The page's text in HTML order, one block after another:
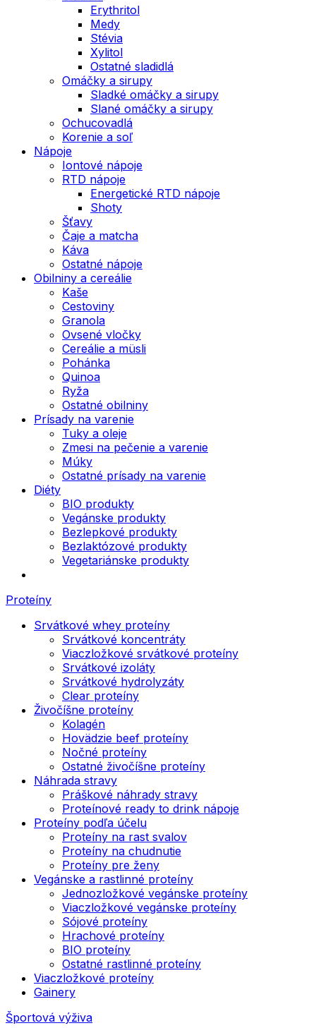
Erythritol
Medy
Stévia
Xylitol
Ostatné sladidlá
Omáčky a sirupy
Sladké omáčky a sirupy
Slané omáčky a sirupy
Ochucovadlá
Korenie a soľ
Nápoje
Iontové nápoje
RTD nápoje
Energetické RTD nápoje
Shoty
Šťavy
Čaje a matcha
Káva
Ostatné nápoje
Obilniny a cereálie
Kaše
Cestoviny
Granola
Ovsené vločky
Cereálie a müsli
Pohánka
Quinoa
Ryža
Ostatné obilniny
Prísady na varenie
Tuky a oleje
Zmesi na pečenie a varenie
Múky
Ostatné prísady na varenie
Diéty
BIO produkty
Vegánske produkty
Bezlepkové produkty
Bezlaktózové produkty
Vegetariánske produkty
Proteíny
Srvátkové whey proteíny
Srvátkové koncentráty
Viaczložkové srvátkové proteíny
Srvátkové izoláty
Srvátkové hydrolyzáty
Clear proteíny
Živočíšne proteíny
Kolagén
Hovädzie beef proteíny
Nočné proteíny
Ostatné živočíšne proteíny
Náhrada stravy
Práškové náhrady stravy
Proteínové ready to drink nápoje
Proteíny podľa účelu
Proteíny na rast svalov
Proteíny na chudnutie
Proteíny pre ženy
Vegánske a rastlinné proteíny
Jednozložkové vegánske proteíny
Viaczložkové vegánske proteíny
Sójové proteíny
Hrachové proteíny
BIO proteíny
Ostatné rastlinné proteíny
Viaczložkové proteíny
Gainery
Športová výživa